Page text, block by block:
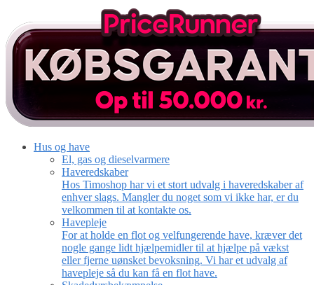
Hus og have
El, gas og dieselvarmere
Haveredskaber
Hos Timoshop har vi et stort udvalg i haveredskaber af
enhver slags. Mangler du noget som vi ikke har, er du
velkommen til at kontakte os.
Havepleje
For at holde en flot og velfungerende have, kræver det
nogle gange lidt hjælpemidler til at hjælpe på vækst
eller fjerne uønsket bevoksning. Vi har et udvalg af
havepleje så du kan få en flot have.